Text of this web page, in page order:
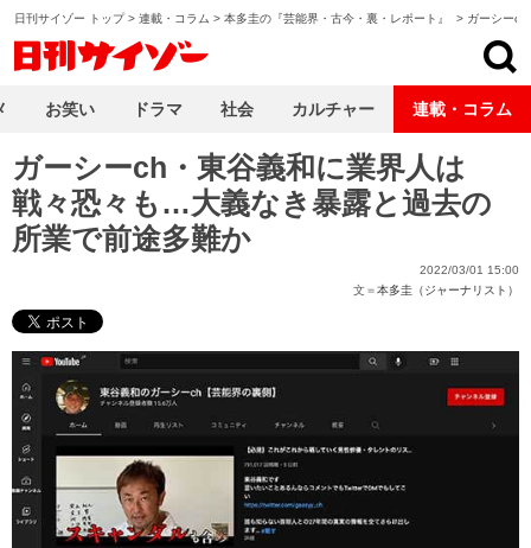
日刊サイゾー トップ> 連載・コラム > 本多圭の『芸能界・古今・裏・レポート』 > ガーシー
ガーシーch・東谷義和に業界人は
戦々恐々も…大義なき暴露と過去の
所業で前途多難か
2022/03/01 15:00
文＝本多圭（ジャーナリスト）
お笑い ドラマ 社会 カルチャー 連載・コラム